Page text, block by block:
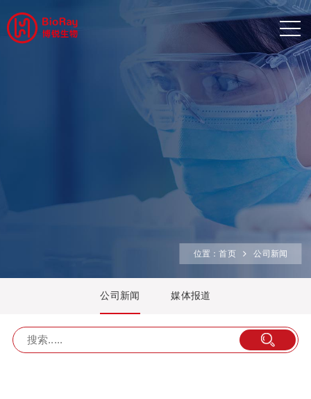
位置：首页 公司新闻
公司新闻 媒体报道